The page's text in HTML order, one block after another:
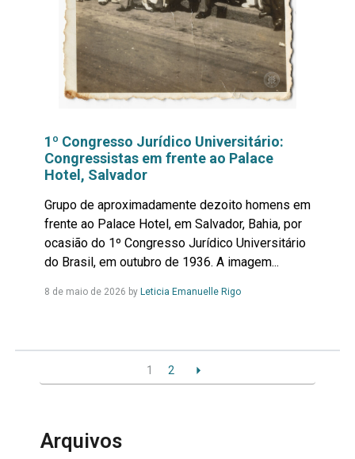
1º Congresso Jurídico Universitário:
Congressistas em frente ao Palace
Hotel, Salvador
Grupo de aproximadamente dezoito homens em
frente ao Palace Hotel, em Salvador, Bahia, por
ocasião do 1º Congresso Jurídico Universitário
do Brasil, em outubro de 1936. A imagem...
8 de maio de 2026 by Leticia Emanuelle RigoLeia
1 2
Arquivos